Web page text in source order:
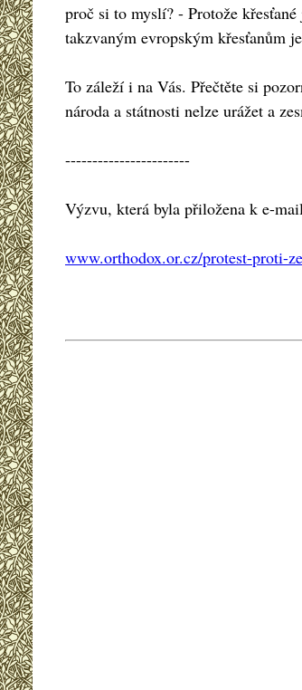
proč si to myslí? - Protože
takzvaným evropským křesťanům
To záleží i na Vás. Přečtěte si
národa a státnosti nelze urážet a
-----------------------
Výzvu, která byla přiložena k e-
www.orthodox.or.cz/protest-proti-